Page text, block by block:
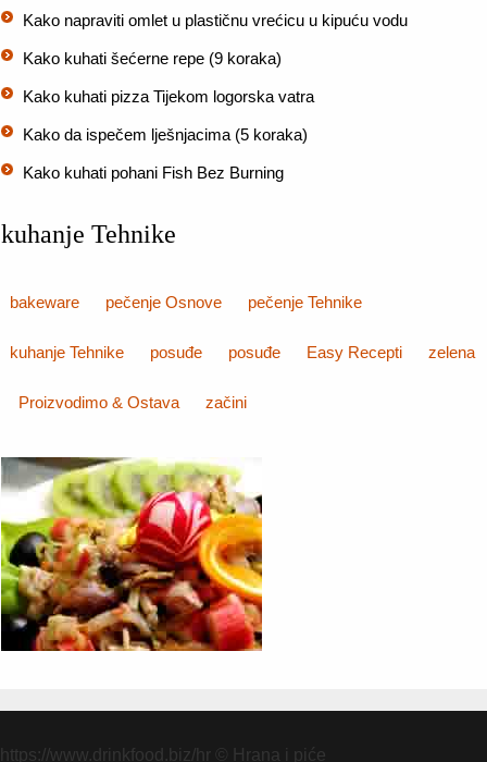
Kako napraviti omlet u plastičnu vrećicu u kipuću vodu
Kako kuhati šećerne repe (9 koraka)
Kako kuhati pizza Tijekom logorska vatra
Kako da ispečem lješnjacima (5 koraka)
Kako kuhati pohani Fish Bez Burning
kuhanje Tehnike
bakeware pečenje Osnove pečenje Tehnike
kuhanje Tehnike posuđe posuđe Easy Recepti zelena
Proizvodimo & Ostava začini
https://www.drinkfood.biz/hr © Hrana i piće